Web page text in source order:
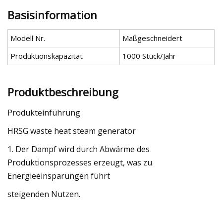
Basisinformation
Modell Nr.
Maßgeschneidert
Produktionskapazität
1000 Stück/Jahr
Produktbeschreibung
Produkteinführung
HRSG waste heat steam generator
1. Der Dampf wird durch Abwärme des
Produktionsprozesses erzeugt, was zu
Energieeinsparungen führt
steigenden Nutzen.